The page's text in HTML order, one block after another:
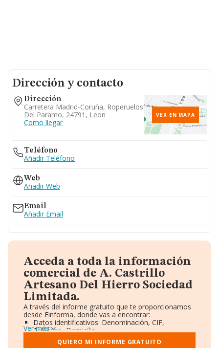
Dirección y contacto
Dirección
Carretera Madrid-Coruña, Roperuelos
Del Paramo, 24791, Leon
Como llegar
VER EN MAPA
Teléfono
Añadir Teléfono
Web
Añadir Web
Email
Añadir Email
Acceda a toda la información
comercial de A. Castrillo
Artesano Del Hierro Sociedad
Limitada.
A través del informe gratuito que te proporcionamos
desde Einforma, donde vas a encontrar:
Datos identificativos: Denominación, CIF,
Teléfono, Domicilio.
Informe Mercantil Completo (BORME).
Gráficos de Evolución Ventas y Empleados.
Ver más
QUIERO MI INFORME GRATUITO